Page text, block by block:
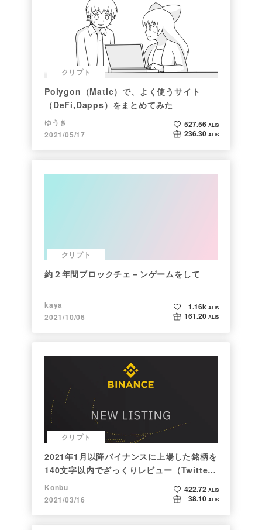
クリプト
Polygon（Matic）で、よく使うサイト
（DeFi,Dapps）をまとめてみた
ゆうき
2021/05/17
527.56 ALIS
236.30 ALIS
クリプト
約２年間ブロックチェ－ンゲームをして
kaya
2021/10/06
1.16k ALIS
161.20 ALIS
クリプト
2021年1月以降バイナンスに上場した銘柄を
140文字以内でざっくりレビュー（Twitter
向け情報まとめ）
Konbu
2021/03/16
422.72 ALIS
38.10 ALIS